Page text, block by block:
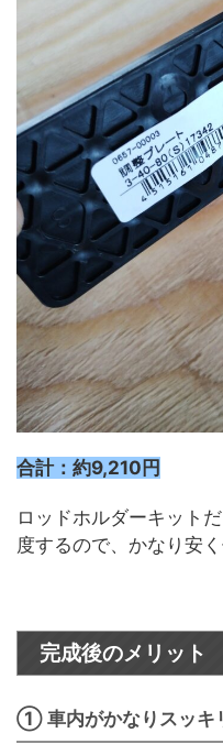
合計：約9,210円
ロッドホルダーキット
度するので、かなり安
完成後のメリット
① 車内がかなりスッキ